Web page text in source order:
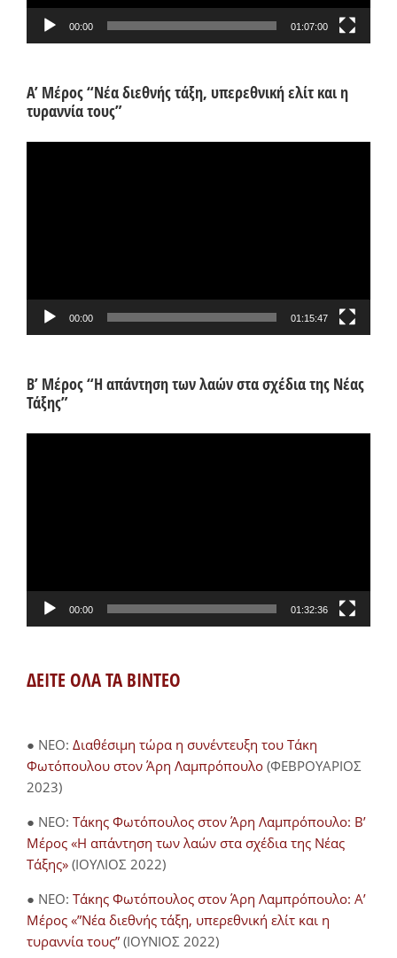
00:00 01:07:00
Α’ Μέρος “Νέα διεθνής τάξη, υπερεθνική ελίτ και η
τυραννία τους”
00:00 01:15:47
Β’ Μέρος “Η απάντηση των λαών στα σχέδια της Νέας
Τάξης”
00:00 01:32:36
ΔΕΙΤΕ ΟΛΑ ΤΑ ΒΙΝΤΕΟ
● NEO: Διαθέσιμη τώρα η συνέντευξη του Τάκη
Φωτόπουλου στον Άρη Λαμπρόπουλο (ΦΕΒΡΟΥΑΡΙΟΣ
2023)
● NEO: Τάκης Φωτόπουλος στον Άρη Λαμπρόπουλο: Β’
Μέρος «Η απάντηση των λαών στα σχέδια της Νέας
Τάξης» (ΙΟΥΛΙΟΣ 2022)
● NEO: Τάκης Φωτόπουλος στον Άρη Λαμπρόπουλο: Α’
Μέρος «”Νέα διεθνής τάξη, υπερεθνική ελίτ και η
τυραννία τους” (ΙΟΥΝΙΟΣ 2022)